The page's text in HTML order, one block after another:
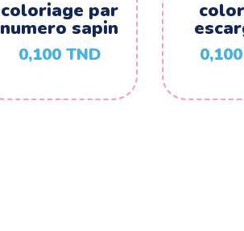
coloriage par
numero sapin
0,100 TND 0,100